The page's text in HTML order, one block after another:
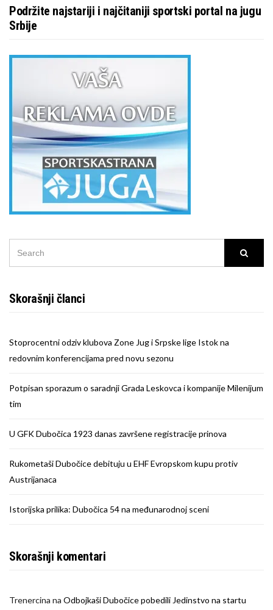
Podržite najstariji i najčitaniji sportski portal na jugu
Srbije
Skorašnji članci
Stoprocentni odziv klubova Zone Jug i Srpske lige Istok na
redovnim konferencijama pred novu sezonu
Potpisan sporazum o saradnji Grada Leskovca i kompanije Milenijum
tim
U GFK Dubočica 1923 danas završene registracije prinova
Rukometaši Dubočice debituju u EHF Evropskom kupu protiv
Austrijanaca
Istorijska prilika: Dubočica 54 na međunarodnoj sceni
Skorašnji komentari
Trenercina na Odbojkaši Dubočice pobedili Jedinstvo na startu